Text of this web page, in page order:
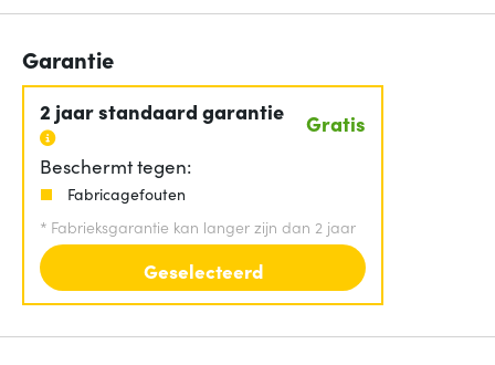
Garantie
2 jaar standaard garantie Gratis
Beschermt tegen:
Fabricagefouten
* Fabrieksgarantie kan langer zijn dan 2 jaar
Geselecteerd